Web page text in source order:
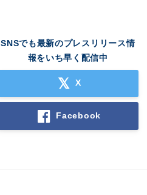
SNSでも最新のプレスリリース情
報をいち早く配信中
X
Facebook